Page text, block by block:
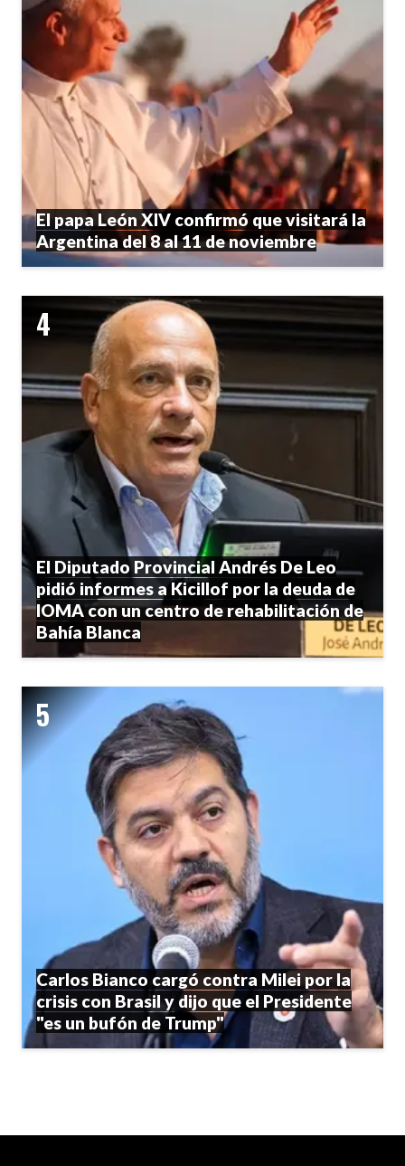
El papa León XIV confirmó que visitará la
Argentina del 8 al 11 de noviembre
El Diputado Provincial Andrés De Leo
pidió informes a Kicillof por la deuda de
IOMA con un centro de rehabilitación de
Bahía Blanca
Carlos Bianco cargó contra Milei por la
crisis con Brasil y dijo que el Presidente
"es un bufón de Trump"